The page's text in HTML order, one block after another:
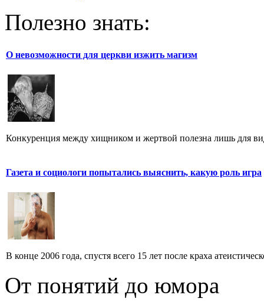
Полезно знать:
О невозможности для церкви изжить магизм
Конкуренция между хищником и жертвой полезна лишь для
Газета и социологи попытались выяснить, какую роль игра
В конце 2006 года, спустя всего 15 лет после краха
От понятий до юмора